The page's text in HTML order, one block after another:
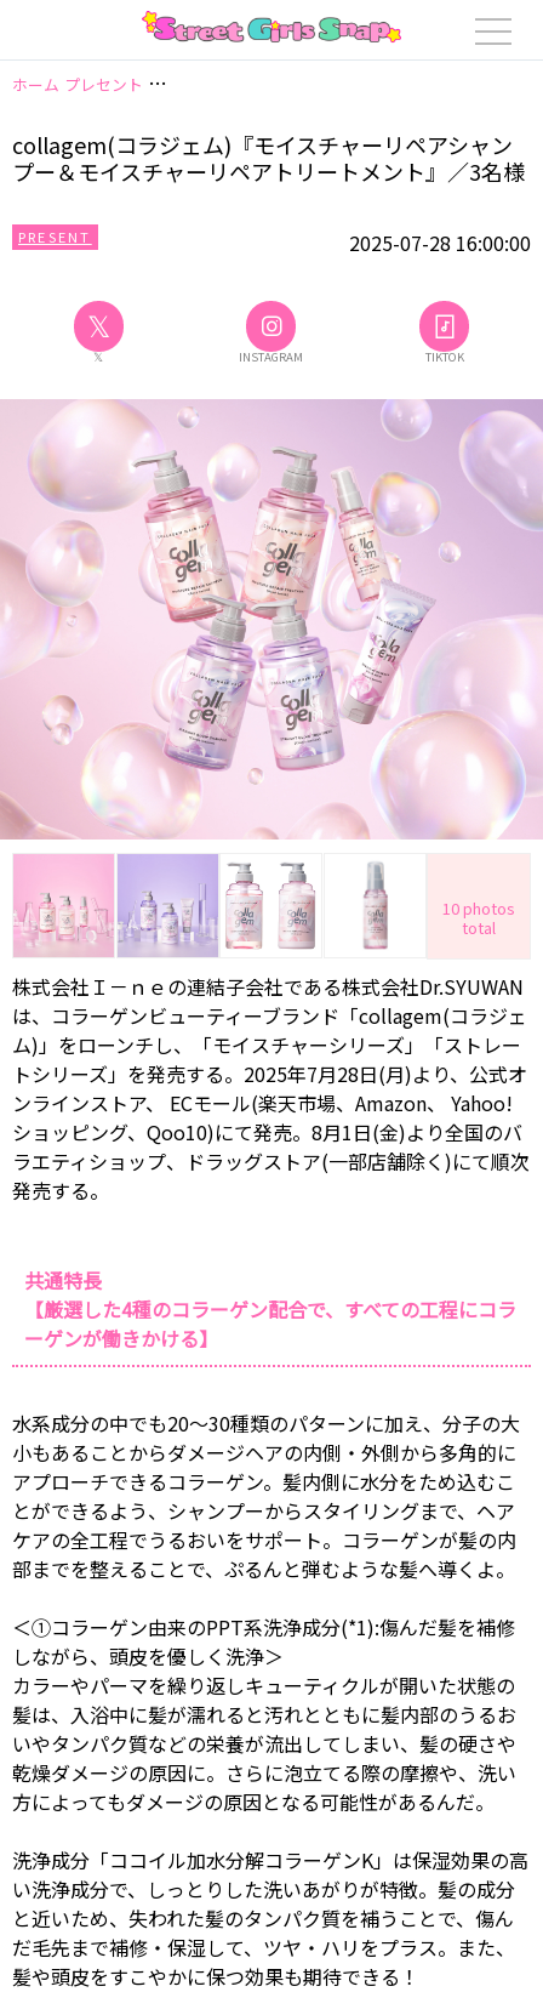
ホーム プレセント collagem(コラジェム)『モイスチャーリペアシャンプ
collagem(コラジェム)『モイスチャーリペアシャン
プー＆モイスチャーリペアトリートメント』／3名様
PRESENT 2025-07-28 16:00:00
𝕏
𝕏 INSTAGRAM TIKTOK
10 photos
total
株式会社Ｉ－ｎｅの連結子会社である株式会社Dr.SYUWAN
は、コラーゲンビューティーブランド「collagem(コラジェ
ム)」をローンチし、「モイスチャーシリーズ」「ストレー
トシリーズ」を発売する。2025年7月28日(月)より、公式オ
ンラインストア、 ECモール(楽天市場、Amazon、 Yahoo!
ショッピング、Qoo10)にて発売。8月1日(金)より全国のバ
ラエティショップ、ドラッグストア(一部店舗除く)にて順次
発売する。
共通特長
【厳選した4種のコラーゲン配合で、すべての工程にコラ
ーゲンが働きかける】
水系成分の中でも20～30種類のパターンに加え、分子の大
小もあることからダメージヘアの内側・外側から多角的に
アプローチできるコラーゲン。髪内側に水分をため込むこ
とができるよう、シャンプーからスタイリングまで、ヘア
ケアの全工程でうるおいをサポート。コラーゲンが髪の内
部までを整えることで、ぷるんと弾むような髪へ導くよ。
＜①コラーゲン由来のPPT系洗浄成分(*1):傷んだ髪を補修
しながら、頭皮を優しく洗浄＞
カラーやパーマを繰り返しキューティクルが開いた状態の
髪は、入浴中に髪が濡れると汚れとともに髪内部のうるお
いやタンパク質などの栄養が流出してしまい、髪の硬さや
乾燥ダメージの原因に。さらに泡立てる際の摩擦や、洗い
方によってもダメージの原因となる可能性があるんだ。
洗浄成分「ココイル加水分解コラーゲンK」は保湿効果の高
い洗浄成分で、しっとりした洗いあがりが特徴。髪の成分
と近いため、失われた髪のタンパク質を補うことで、傷ん
だ毛先まで補修・保湿して、ツヤ・ハリをプラス。また、
髪や頭皮をすこやかに保つ効果も期待できる！